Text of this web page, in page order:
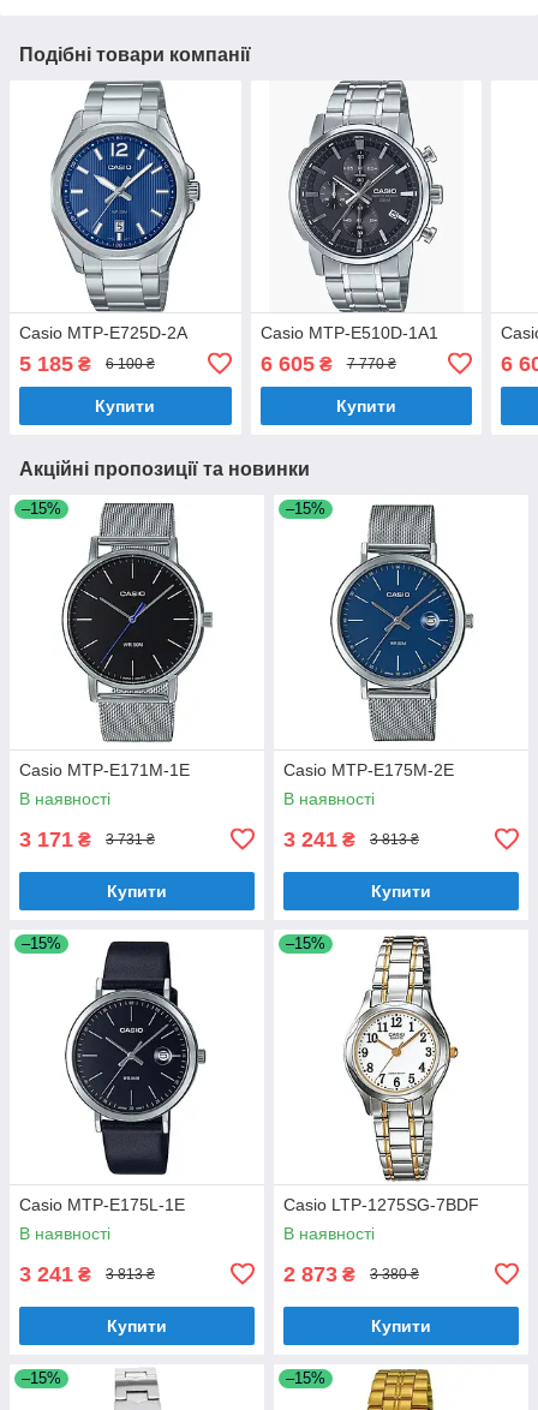
Подібні товари компанії
Casio MTP-E725D-2A
5 185 ₴ 6 100 ₴
Купити
Casio MTP-E510D-1A1
6 605₴ 7 770 ₴
Купити
6
Акційні пропозиції та новинки
–15%
Casio MTP-E171M-1E
В наявності
3 171 ₴ 3 731 ₴
Купити
–15%
Casio MTP-E175M-2E
В наявності
3 241 ₴ 3 813 ₴
Купити
–15%
Casio MTP-E175L-1E
В наявності
3 241 ₴ 3 813 ₴
Купити
–15%
Casio LTP-1275SG-7BDF
В наявності
2 873 ₴ 3 380 ₴
Купити
–15% –15%